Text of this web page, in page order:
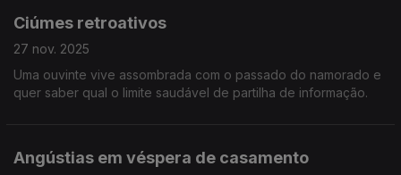
Ciúmes retroativos
27 nov. 2025
Uma ouvinte vive assombrada com o passado do namorado e
quer saber qual o limite saudável de partilha de informação.
Angústias em véspera de casamento